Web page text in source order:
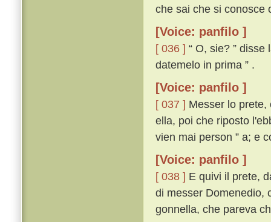
che sai che si conosce
[Voice: panfilo ]
[ 036 ] “ O, sie? ”
datemelo in prima ” .
[Voice: panfilo ]
[ 037 ] Messer lo
ella, poi che riposto
vien mai person ” a; e
[Voice: panfilo ]
[ 038 ] E quivi il prete,
di messer Domenedio,
gonnella, che pareva